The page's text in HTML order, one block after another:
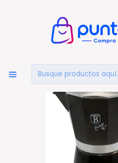
Inicio HOGAR Y
Cafetera Berlinger Haus